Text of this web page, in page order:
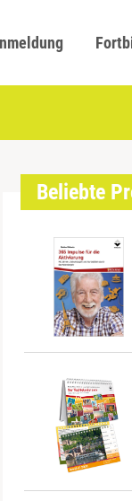
Beliebte